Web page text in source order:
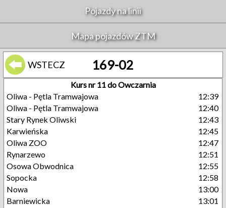
Pojazdy na linii
Mapa pojazdów ZTM
WSTECZ 169-02
Kurs nr 11 do Owczarnia
Oliwa - Pętla Tramwajowa
12:39
Oliwa - Pętla Tramwajowa
12:40
Stary Rynek Oliwski
12:43
Karwieńska
12:45
Oliwa ZOO
12:47
Rynarzewo
12:51
Osowa Obwodnica
12:55
Sopocka
12:58
Nowa
13:00
Barniewicka
13:01